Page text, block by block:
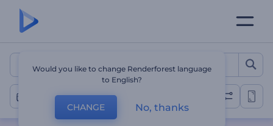
Entre no Nosso Mundo
Would you like to change Renderforest language
to English?
CHANGE No, thanks